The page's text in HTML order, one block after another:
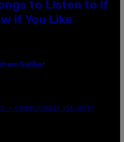
to Listen to if
if You Like
Galiher
– CORBIS/CORBIS VIA GETTY